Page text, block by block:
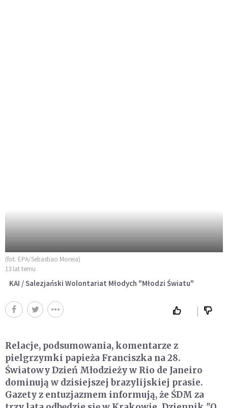
(fot. EPA/Sebastiao Moreia)
13 lat temu
KAI / Salezjański Wolontariat Młodych "Młodzi Światu"
Relacje, podsumowania, komentarze z
pielgrzymki papieża Franciszka na 28.
Światowy Dzień Młodzieży w Rio de Janeiro
dominują w dzisiejszej brazylijskiej prasie.
Gazety z entuzjazmem informują, że ŚDM za